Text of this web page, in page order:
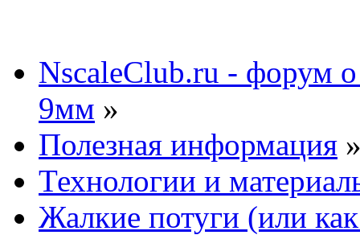
NscaleClub.ru - форум
9мм »
Полезная информация
Технологии и
Жалкие потуги (или